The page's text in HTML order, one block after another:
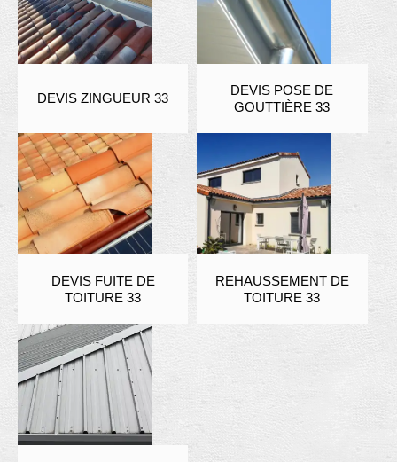
DEVIS ZINGUEUR 33
DEVIS POSE DE
GOUTTIÈRE 33
DEVIS FUITE DE
TOITURE 33
REHAUSSEMENT DE
TOITURE 33